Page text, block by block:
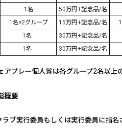
1 名 50万円 +記念品/名
1 名×2グループ 15万円 +記念品/名 1
1 名 30万円 +記念品/名
1 名 30万円 +記念品/名
プレー個人賞は各グループ2名以上
概要
ブ実行委員もしくは実行委員に指